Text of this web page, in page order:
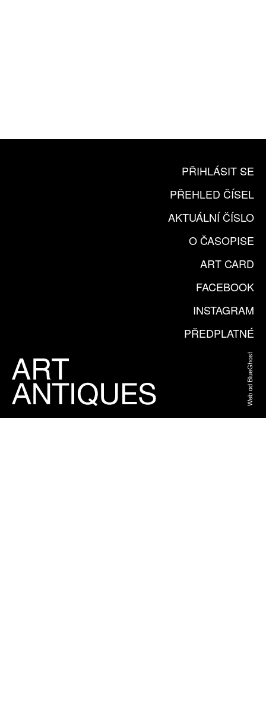
PŘIHLÁSIT SE
PŘEHLED ČÍSEL
AKTUÁLNÍ ČÍSLO
O ČASOPISE
ART CARD
FACEBOOK
INSTAGRAM
PŘEDPLATNÉ
Web od BlueGhost